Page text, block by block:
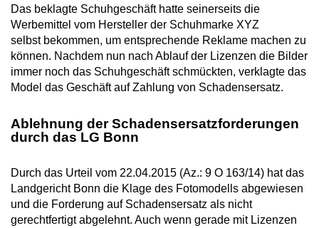
Das beklagte Schuhgeschäft hatte seinerseits die
Werbemittel vom Hersteller der Schuhmarke XYZ
selbst bekommen, um entsprechende Reklame machen zu
können. Nachdem nun nach Ablauf der Lizenzen die Bilder
immer noch das Schuhgeschäft schmückten, verklagte das
Model das Geschäft auf Zahlung von Schadensersatz.
Ablehnung der Schadensersatzforderungen
durch das LG Bonn
Durch das Urteil vom 22.04.2015 (Az.: 9 O 163/14) hat das
Landgericht Bonn die Klage des Fotomodells abgewiesen
und die Forderung auf Schadensersatz als nicht
gerechtfertigt abgelehnt. Auch wenn gerade mit Lizenzen